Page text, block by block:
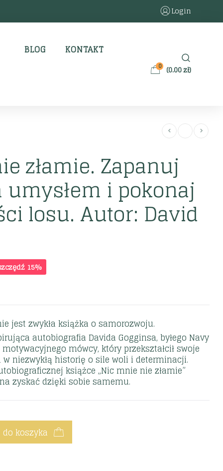
Login
BLOG KONTAKT
0 (0.00zł)
złamie. Zapanuj
i pokonaj
losu. Autor: David
15%
jest zwykła książka o samorozwoju.
autobiografia Davida Gogginsa, byłego Navy
mówcy, który przekształcił swoje
niezwykłą historię o sile woli i determinacji.
książce „Nic mnie nie złamie”
zyskać dzięki sobie samemu.
do koszyka